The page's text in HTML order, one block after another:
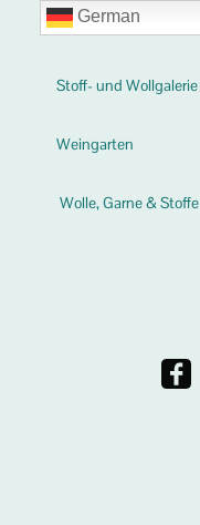
Stoff- und Wollgalerie
Weingarten
Wolle, Garne & Stoffe
German